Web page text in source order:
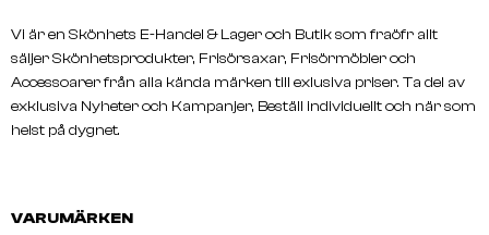
Vi är en Skönhets E-Handel & Lager och Butik som fraöfr allt
säljer Skönhetsprodukter, Frisörsaxar, Frisörmöbler och
Accessoarer från alla kända märken till exlusiva priser. Ta del av
exklusiva Nyheter och Kampanjer, Beställ individuellt och när som
helst på dygnet.
VARUMÄRKEN